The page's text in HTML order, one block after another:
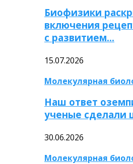
Биофизики
включения
с развитием…
15.07.2026
Молекулярная
Наш ответ
ученые сделали
30.06.2026
Молекулярная